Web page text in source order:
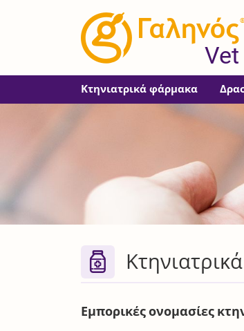
Vet
Κτηνιατρικά φάρμακα
Εμπορικές ονομασίες